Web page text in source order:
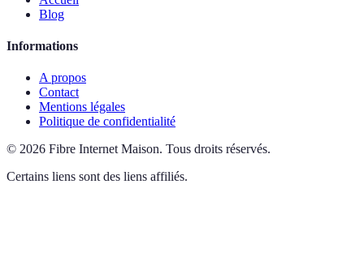
Blog
Informations
A propos
Contact
Mentions légales
Politique de confidentialité
© 2026 Fibre Internet Maison. Tous droits réservés.
Certains liens sont des liens affiliés.